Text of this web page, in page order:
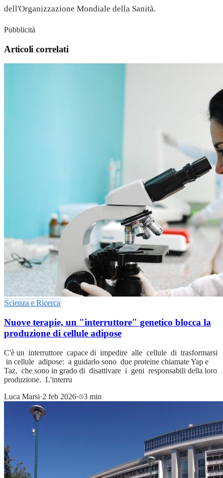
dell'Organizzazione Mondiale della Sanità.
Pubblicità
Articoli correlati
Scienza e Ricerca
Nuove terapie, un "interruttore" genetico blocca la
produzione di cellule adipose
C'è un interruttore capace di impedire alle cellule di trasformarsi
in cellule adipose: a guidarlo sono due proteine chiamate Yap e
Taz, che sono in grado di disattivare i geni responsabili della loro
produzione. L'interru
Luca Marsi·2 feb 2026· 3 min